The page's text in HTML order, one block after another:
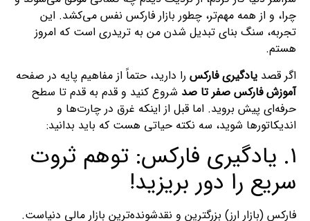
چرا، و از همه مهم‌تر، چطور بازار فارکس نفس می‌کشد. این
تجربه، سنگ بنای تبدیل شدن من به تریدری است که امروز
هستم.
اگر قصد یادگیری فارکس را دارید، حتماً از مفاهیم پایه در صفحه
آموزش فارکس صفر تا صد شروع کنید و قدم به قدم تا سطح
حرفه‌ای پیش بروید. اما قبل از اینکه غرق در چارت‌ها و
اندیکاتورها شوید، سه نکته حیاتی هست که باید بدانید:
۱. یادگیری فارکس: توهم ثروت
سریع را دور بریزید!
فارکس (بازار ارز) بزرگترین و نقدشونده‌ترین بازار مالی دنیاست.